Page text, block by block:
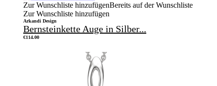
Zur Wunschliste hinzufügenBereits auf der Wunschliste
Zur Wunschliste hinzufügen
Arkandi Design
Bernsteinkette Auge in Silber...
€114.00